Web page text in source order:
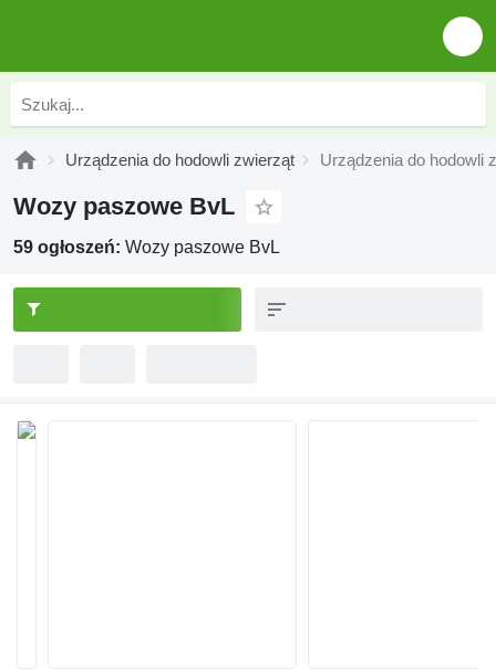
Urządzenia do hodowli zwierząt Urządzenia do hodowli
Wozy paszowe BvL
59 ogłoszeń: Wozy paszowe BvL